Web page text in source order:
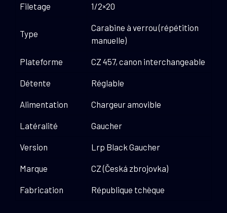
Filetage 1/2×20
Type
Carabine à verrou (répétition
manuelle)
Plateforme CZ 457, canon interchangeable
Détente Réglable
Alimentation Chargeur amovible
Latéralité Gaucher
Version Lrp Black Gaucher
Marque CZ (Česká zbrojovka)
Fabrication République tchèque